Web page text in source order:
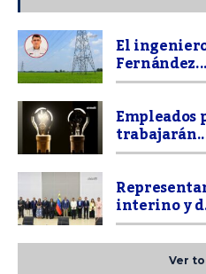
El
Fernández...
Empleados
interino y
Ver